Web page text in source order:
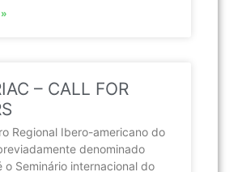
– CALL FOR
Regional Ibero-americano do
denominado
o Seminário internacional do